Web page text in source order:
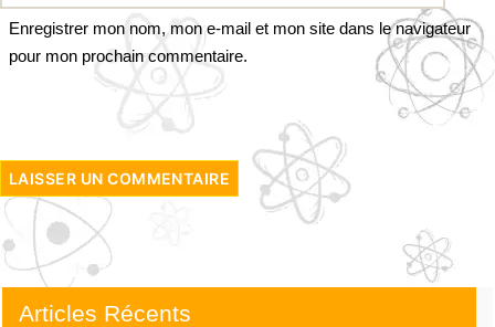
Enregistrer mon nom, mon e-mail et mon site dans le navigateur
pour mon prochain commentaire.
Articles Récents